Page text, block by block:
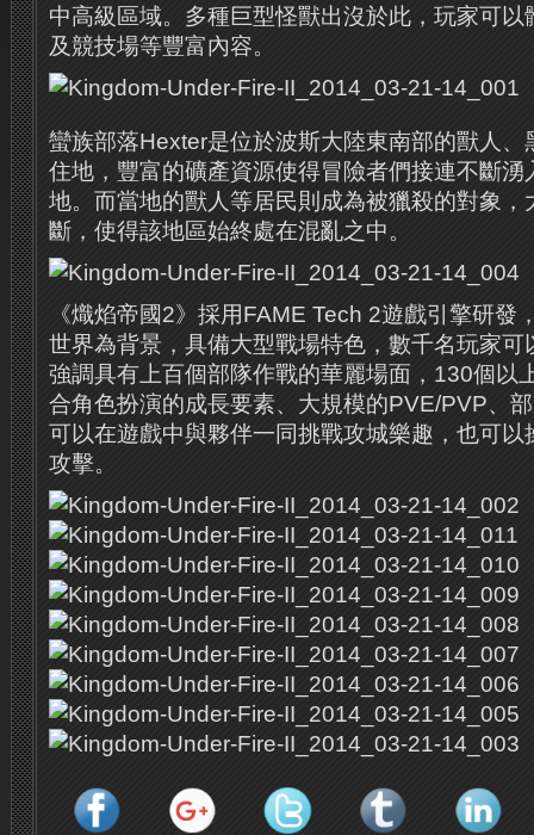
中高級區域。 多種巨型怪獸出沒於此，玩家可
及競技場等豐富內容。
蠻族部落Hexter是位於波斯大陸東南部的獸人、
住地，豐富的礦產資源使得冒險者們接連不斷湧
地。 而當地的獸人等居民則成為被獵殺的對象，
斷，使得該地區始終處在混亂之中。
《熾焰帝國2》採用FAME Tech 2遊戲引擎研發
世界為背景，具備大型戰場特色，數千名玩家可
強調具有上百個部隊作戰的華麗場面，130個以
合角色扮演的成長要素、大規模的PVE/PVP、
可以在遊戲中與夥伴一同挑戰攻城樂趣，也可以
攻擊。